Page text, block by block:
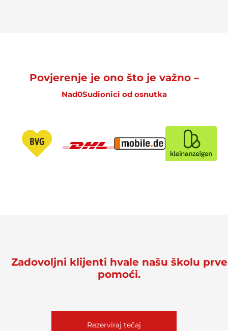
Povjerenje je ono što je važno –
Nad0Sudionici od osnutka
Zadovoljni klijenti hvale našu školu prve
pomoći.
Rezerviraj tečaj